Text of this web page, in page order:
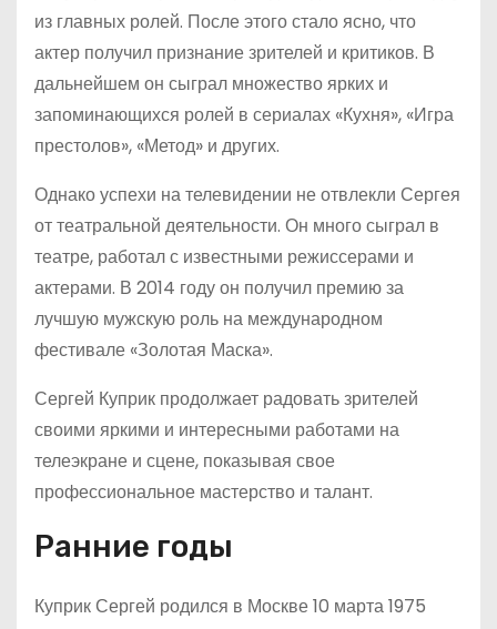
из главных ролей. После этого стало ясно, что
актер получил признание зрителей и критиков. В
дальнейшем он сыграл множество ярких и
запоминающихся ролей в сериалах «Кухня», «Игра
престолов», «Метод» и других.
Однако успехи на телевидении не отвлекли Сергея
от театральной деятельности. Он много сыграл в
театре, работал с известными режиссерами и
актерами. В 2014 году он получил премию за
лучшую мужскую роль на международном
фестивале «Золотая Маска».
Сергей Куприк продолжает радовать зрителей
своими яркими и интересными работами на
телеэкране и сцене, показывая свое
профессиональное мастерство и талант.
Ранние годы
Куприк Сергей родился в Москве 10 марта 1975